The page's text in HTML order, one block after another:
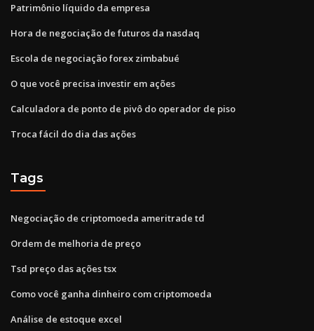
Patrimônio líquido da empresa
Hora de negociação de futuros da nasdaq
Escola de negociação forex zimbabué
O que você precisa investir em ações
Calculadora de ponto de pivô do operador de piso
Troca fácil do dia das ações
Tags
Negociação de criptomoeda ameritrade td
Ordem de melhoria de preço
Tsd preço das ações tsx
Como você ganha dinheiro com criptomoeda
Análise de estoque excel